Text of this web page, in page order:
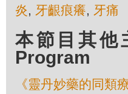
炎, 牙齦痕癢, 牙痛
本節目其他
Program
《靈丹妙藥的同